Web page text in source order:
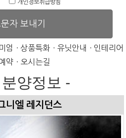
개인정보취급방침
자 보내기
엄 · 상품특화 · 유닛안내
· 인테리어
약 · 오시는길
양정보 -
니엘 레지던스